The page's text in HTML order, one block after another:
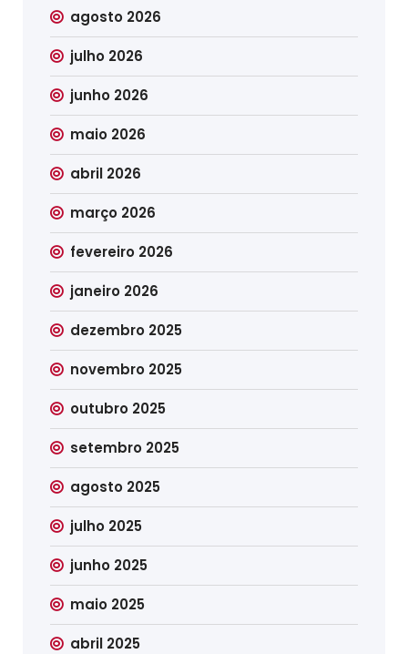
agosto 2026
julho 2026
junho 2026
maio 2026
abril 2026
março 2026
fevereiro 2026
janeiro 2026
dezembro 2025
novembro 2025
outubro 2025
setembro 2025
agosto 2025
julho 2025
junho 2025
maio 2025
abril 2025